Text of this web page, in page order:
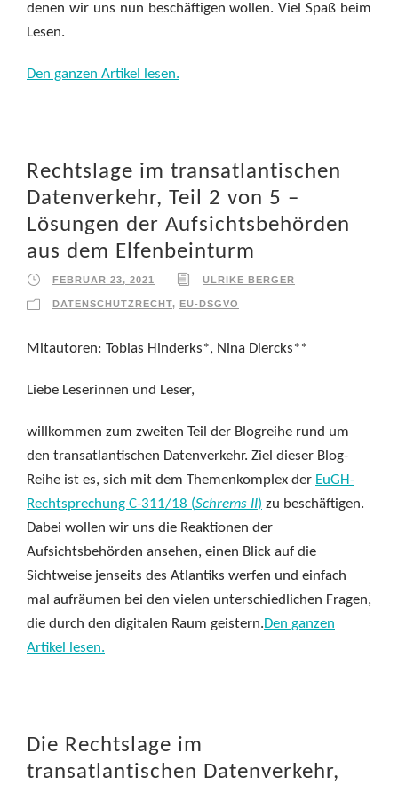
denen wir uns nun beschäftigen wollen. Viel Spaß beim
Lesen.
Den ganzen Artikel lesen.
Rechtslage im transatlantischen
Datenverkehr, Teil 2 von 5 –
Lösungen der Aufsichtsbehörden
aus dem Elfenbeinturm
FEBRUAR 23, 2021 ULRIKE BERGER
DATENSCHUTZRECHT, EU-DSGVO
Mitautoren: Tobias Hinderks*, Nina Diercks**
Liebe Leserinnen und Leser,
willkommen zum zweiten Teil der Blogreihe rund um
den transatlantischen Datenverkehr. Ziel dieser Blog-
Reihe ist es, sich mit dem Themenkomplex der EuGH-
Rechtsprechung C-311/18 (Schrems II) zu beschäftigen.
Dabei wollen wir uns die Reaktionen der
Aufsichtsbehörden ansehen, einen Blick auf die
Sichtweise jenseits des Atlantiks werfen und einfach
mal aufräumen bei den vielen unterschiedlichen Fragen,
die durch den digitalen Raum geistern.Den ganzen
Artikel lesen.
Die Rechtslage im
transatlantischen Datenverkehr,